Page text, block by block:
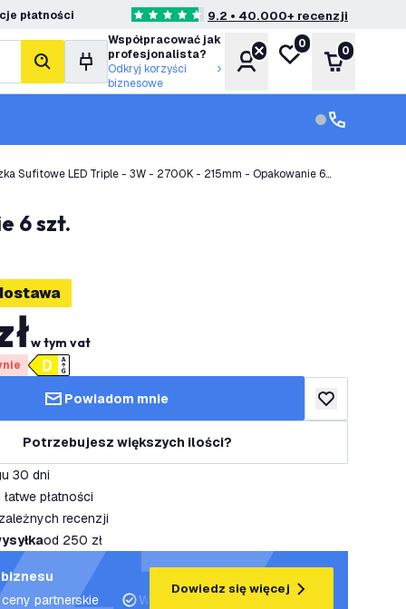
płatności 4.6 Gwiazdki oceny9.2 • 40.000+ recenzji
Szukaj
Współpracować jak
profesjonalista?
Odkryj korzyści
biznesowe
KontoMoja lista życzeń
0
Koszyk
0
Obsługa
Obsługa
Sufitowe LED Triple - 3W - 2700K - 215mm - Opakowanie 6
6 szt.
w tym vat
Powiadom mnie dodaj do listy
Potrzebujesz większych ilości?
30 dni
płatności
recenzji
od 250 zł
partnerskie
Wsparcie projektowe i plany oświetleniowe
Dowiedz się więcej